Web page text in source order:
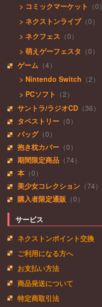
> コミックマーケット （0）
> ネクストンライブ（0）
> ネクフェス （0）
> 萌えゲーフェスタ （0）
ゲーム （4）
> Nintendo Switch （2）
> PCソフト （2）
サントラ/ラジオCD （36）
タペストリー （0）
バッグ（0）
抱き枕カバー （0）
期間限定商品 （74）
本 （0）
美少女コレクション （74）
購入者限定通販 （0）
サービス
ネクストンポイント交換
ご利用になる方へ
お支払い方法
商品発送について
特定商取引法